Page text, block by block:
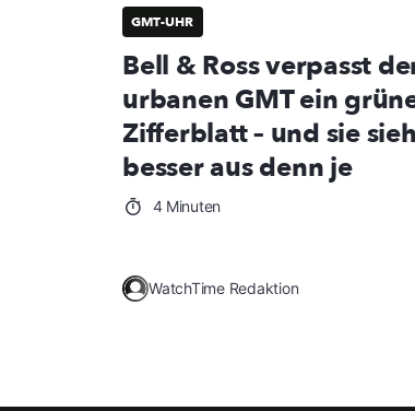
GMT-UHR
Bell & Ross verpasst
urbanen GMT ein
Zifferblatt – und sie
besser aus denn je
4 Minuten
WatchTime Redaktion